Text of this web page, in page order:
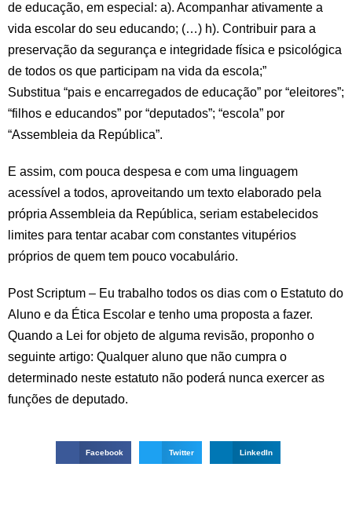
de educação, em especial: a). Acompanhar ativamente a
vida escolar do seu educando; (…) h). Contribuir para a
preservação da segurança e integridade física e psicológica
de todos os que participam na vida da escola;”
Substitua “pais e encarregados de educação” por “eleitores”;
“filhos e educandos” por “deputados”; “escola” por
“Assembleia da República”.
E assim, com pouca despesa e com uma linguagem
acessível a todos, aproveitando um texto elaborado pela
própria Assembleia da República, seriam estabelecidos
limites para tentar acabar com constantes vitupérios
próprios de quem tem pouco vocabulário.
Post Scriptum – Eu trabalho todos os dias com o Estatuto do
Aluno e da Ética Escolar e tenho uma proposta a fazer.
Quando a Lei for objeto de alguma revisão, proponho o
seguinte artigo: Qualquer aluno que não cumpra o
determinado neste estatuto não poderá nunca exercer as
funções de deputado.
Facebook Twitter LinkedIn